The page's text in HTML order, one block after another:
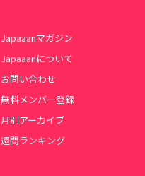
Japaaanマガジン
Japaaanについて
お問い合わせ
無料メンバー登録
月別アーカイブ
週間ランキング